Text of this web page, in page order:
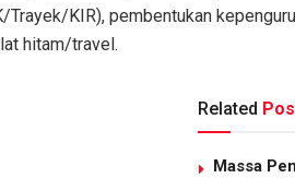
KIR), pembentukan
hitam/travel.
Related
Massa